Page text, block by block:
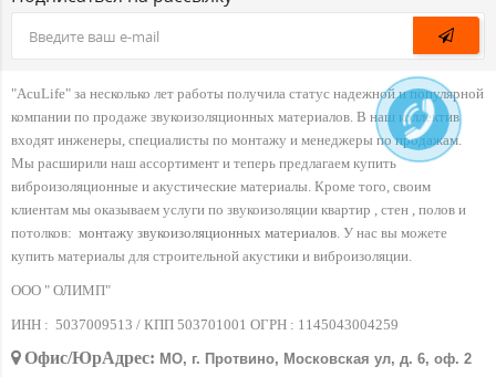
"AcuLife" за несколько лет работы получила статус надежной и популярной
компании по продаже звукоизоляционных материалов. В наш коллектив
входят инженеры, специалисты по монтажу и менеджеры по продажам.
Мы расширили наш ассортимент и теперь предлагаем купить
виброизоляционные и акустические материалы. Кроме того, своим
клиентам мы оказываем услуги по звукоизоляции квартир , стен , полов и
потолков: монтажу звукоизоляционных материалов. У нас вы можете
купить материалы для строительной акустики и виброизоляции.
ООО " ОЛИМП"
ИНН : 5037009513 / КПП 503701001 ОГРН : 1145043004259
Офис/ЮрАдрес: МО, г. Протвино, Московская ул, д. 6, оф. 2